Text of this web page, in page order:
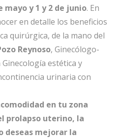
mayo y 1 y 2 de junio. En
en detalle los beneficios
quirúrgica, de la mano del
Reynoso, Ginecólogo-
estética y
urinaria con
en tu zona
prolapso uterino, la
deseas mejorar la